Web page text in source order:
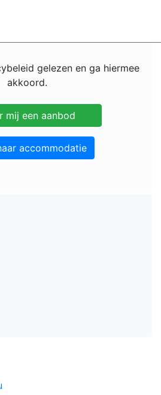
gelezen en ga hiermee
akkoord.
accommodatie